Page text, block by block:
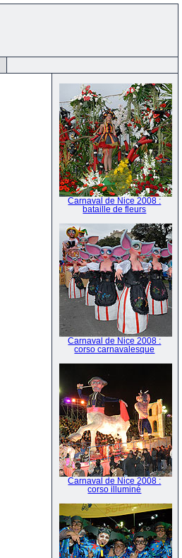
Carnaval de Nice 2008 :
bataille de fleurs
Carnaval de Nice 2008 :
corso carnavalesque
Carnaval de Nice 2008 :
corso illuminé